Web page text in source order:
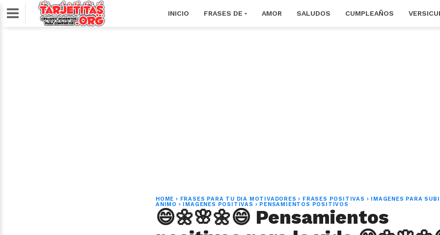
INICIO FRASES DE AMOR SALUDOS CUMPLEAÑOS
HOME › FRASES PARA TU DIA MOTIVADORES › FRASES POSITIVAS ›
IMAGENES PARA
ANIMO › IMAGENES POSITIVAS › PENSAMIENTOS POSITIVOS
😄🌼🌸🌼😄 Pensamientos